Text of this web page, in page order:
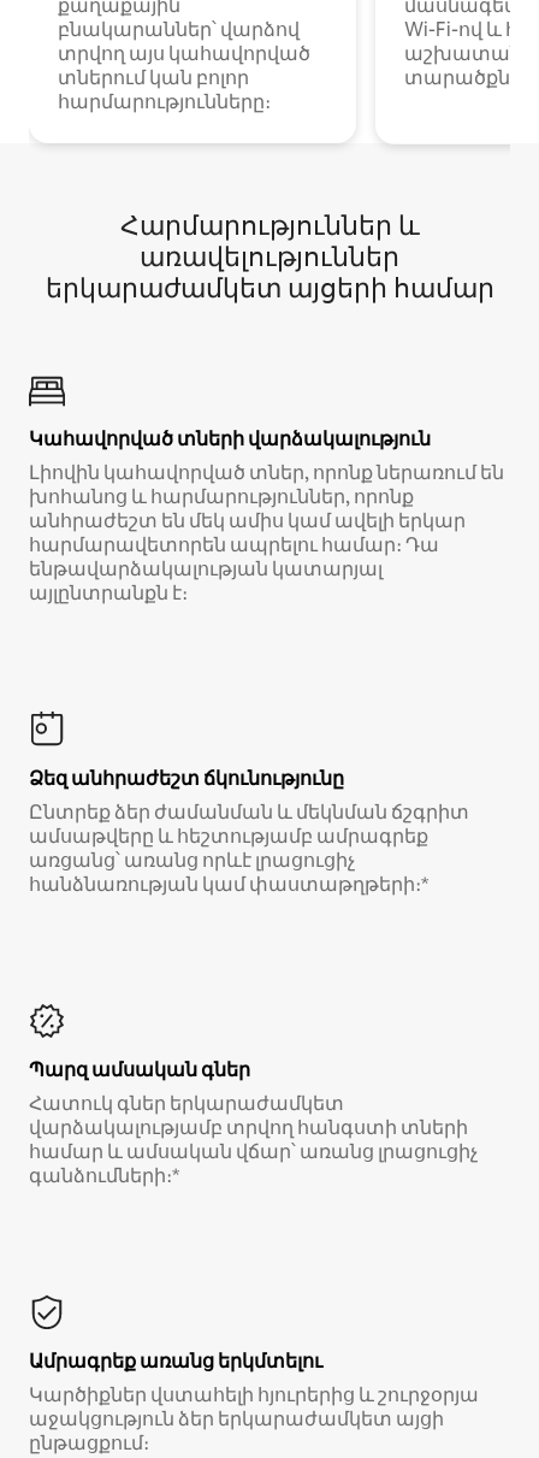
քաղաքային
բնակարաններ՝ վարձով
տրվող այս կահավորված
տներում կան բոլոր
հարմարությունները։
Wi-Fi-ով և
Հարմարություններ և
առավելություններ
երկարաժամկետ այցերի համար
Կահավորված տների վարձակալություն
Լիովին կահավորված տներ, որոնք ներառում են
խոհանոց և հարմարություններ, որոնք
անհրաժեշտ են մեկ ամիս կամ ավելի երկար
հարմարավետորեն ապրելու համար։ Դա
ենթավարձակալության կատարյալ
այլընտրանքն է։
Ձեզ անհրաժեշտ ճկունությունը
Ընտրեք ձեր ժամանման և մեկնման ճշգրիտ
ամսաթվերը և հեշտությամբ ամրագրեք
առցանց՝ առանց որևէ լրացուցիչ
հանձնառության կամ փաստաթղթերի։*
Պարզ ամսական գներ
Հատուկ գներ երկարաժամկետ
վարձակալությամբ տրվող հանգստի տների
համար և ամսական վճար՝ առանց լրացուցիչ
գանձումների։*
Ամրագրեք առանց երկմտելու
Կարծիքներ վստահելի հյուրերից և շուրջօրյա
աջակցություն ձեր երկարաժամկետ այցի
ընթացքում։